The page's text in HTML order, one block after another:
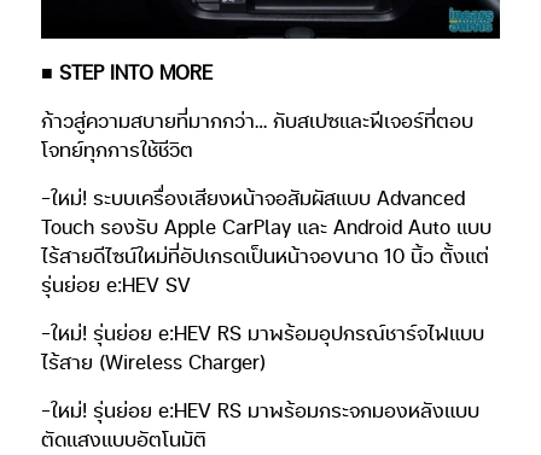
■ STEP INTO MORE
ก้าวสู่ความสบายที่มากกว่า… กับสเปซและฟีเจอร์ที่ตอบ
โจทย์ทุกการใช้ชีวิต
-ใหม่! ระบบเครื่องเสียงหน้าจอสัมผัสแบบ Advanced
Touch รองรับ Apple CarPlay และ Android Auto แบบ
ไร้สายดีไซน์ใหม่ที่อัปเกรดเป็นหน้าจอขนาด 10 นิ้ว ตั้งแต่
รุ่นย่อย e:HEV SV
-ใหม่! รุ่นย่อย e:HEV RS มาพร้อมอุปกรณ์ชาร์จไฟแบบ
ไร้สาย (Wireless Charger)
-ใหม่! รุ่นย่อย e:HEV RS มาพร้อมกระจกมองหลังแบบ
ตัดแสงแบบอัตโนมัติ